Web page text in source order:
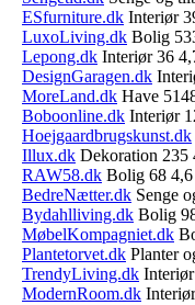
ESfurniture.dk Interiør
LuxoLiving.dk Bolig
Lepong.dk Interiør 36
DesignGaragen.dk
MoreLand.dk Have
Boboonline.dk Interiør
Hoejgaardbrugskunst.dk
Illux.dk Dekoration 235
RAW58.dk Bolig 68 4,6
BedreNætter.dk Senge
Bydahlliving.dk Bolig
MøbelKompagniet.dk
Plantetorvet.dk Planter
TrendyLiving.dk
ModernRoom.dk